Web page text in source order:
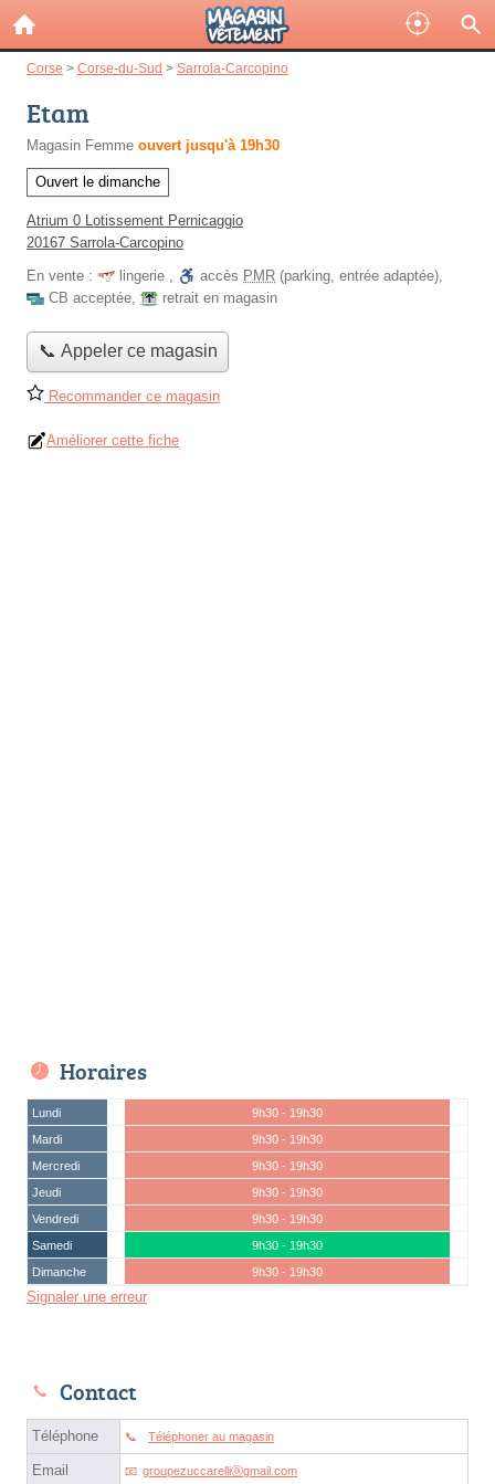
Corse > Corse-du-Sud > Sarrola-Carcopino
Etam
Magasin Femme ouvert jusqu'à 19h30
Ouvert le dimanche
Atrium 0 Lotissement Pernicaggio
20167 Sarrola-Carcopino
En vente :
lingerie , accès PMR (parking, entrée adaptée),
CB acceptée, retrait en magasin
📞 Appeler ce magasin
Recommander ce magasin
Améliorer cette fiche
Horaires
Lundi
9h30 - 19h30
Mardi
9h30 - 19h30
Mercredi
9h30 - 19h30
Jeudi
9h30 - 19h30
Vendredi
9h30 - 19h30
Samedi
9h30 - 19h30
Dimanche
9h30 - 19h30
Signaler une erreur
Contact
Téléphone Téléphoner au magasin
Email groupezuccarelliⓐgmail.com